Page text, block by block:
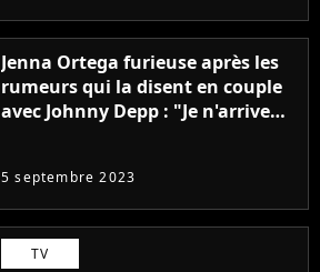
Jenna Ortega furieuse après les
rumeurs qui la disent en couple
avec Johnny Depp : "Je n'arrive
5 septembre 2023
TV